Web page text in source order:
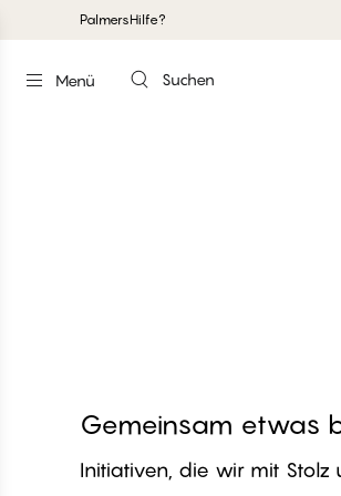
PalmersHilfe?
Menü Suchen
Gemeinsam etwas
Initiativen, die wir mit Stolz